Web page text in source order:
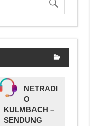
NETRADI
O
KULMBACH –
SENDUNG